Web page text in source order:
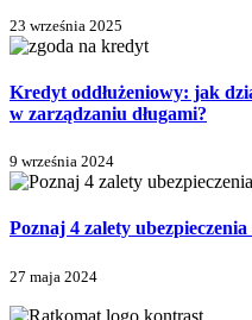
23 września 2025
Kredyt oddłużeniowy: jak
w zarządzaniu długami?
9 września 2024
Poznaj 4 zalety
27 maja 2024